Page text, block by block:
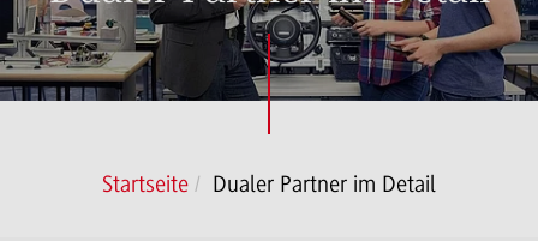
Startseite Dualer Partner im Detail